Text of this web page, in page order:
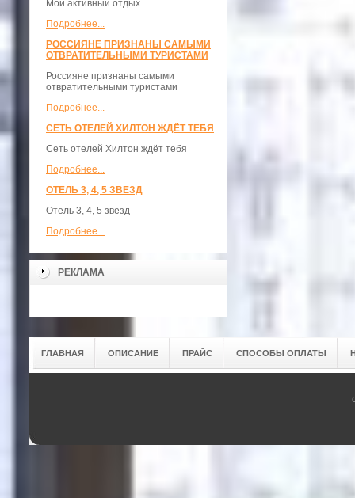
Мой активный отдых
Подробнее...
РОССИЯНЕ ПРИЗНАНЫ САМЫМИ
ОТВРАТИТЕЛЬНЫМИ ТУРИСТАМИ
Россияне признаны самыми
отвратительными туристами
Подробнее...
СЕТЬ ОТЕЛЕЙ ХИЛТОН ЖДЁТ ТЕБЯ
Сеть отелей Хилтон ждёт тебя
Подробнее...
ОТЕЛЬ 3, 4, 5 ЗВЕЗД
Отель 3, 4, 5 звезд
Подробнее...
РЕКЛАМА
ГЛАВНАЯ ОПИСАНИЕ ПРАЙС СПОСОБЫ ОПЛАТЫ